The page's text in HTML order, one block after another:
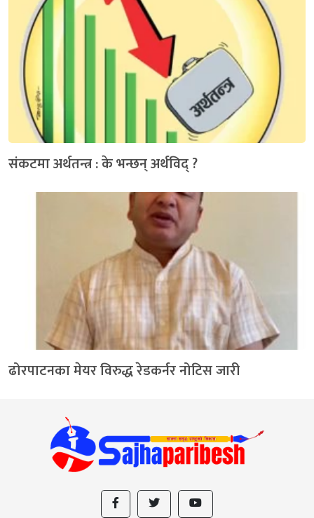
संकटमा अर्थतन्त्र : के भन्छन् अर्थविद् ?
ढोरपाटनका मेयर विरुद्ध रेडकर्नर नोटिस जारी